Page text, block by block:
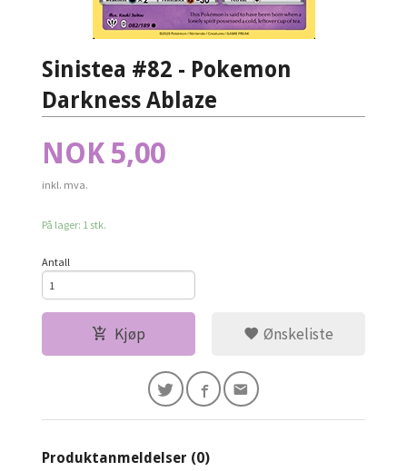
Sinistea #82 - Pokemon
Darkness Ablaze
Pris
NOK 5,00
inkl. mva.
På lager: 1 stk.
Antall
Kjøp Ønskeliste
Produktanmeldelser (0)